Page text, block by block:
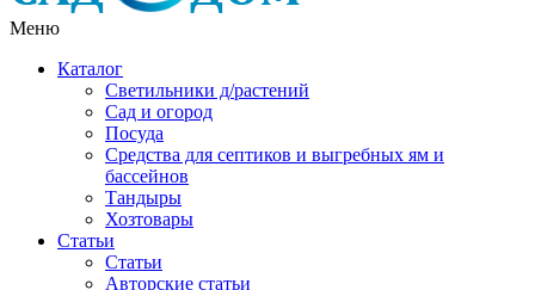
Меню
Каталог
Светильники д/растений
Сад и огород
Посуда
Средства для септиков и выгребных ям и
бассейнов
Тандыры
Хозтовары
Статьи
Статьи
Авторские статьи